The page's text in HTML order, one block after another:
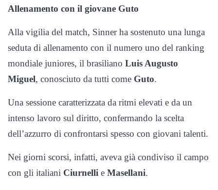
Allenamento con il giovane Guto
Alla vigilia del match, Sinner ha sostenuto una lunga
seduta di allenamento con il numero uno del ranking
mondiale juniores, il brasiliano Luis Augusto
Miguel, conosciuto da tutti come Guto.
Una sessione caratterizzata da ritmi elevati e da un
intenso lavoro sul diritto, confermando la scelta
dell’azzurro di confrontarsi spesso con giovani talenti.
Nei giorni scorsi, infatti, aveva già condiviso il campo
con gli italiani Ciurnelli e Masellani.